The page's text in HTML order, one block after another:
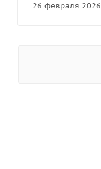
26 февраля 2026